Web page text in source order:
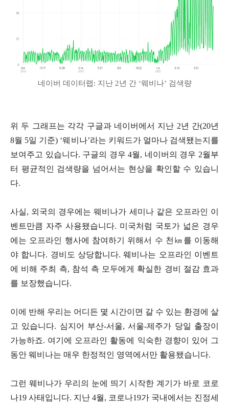
네이버 데이터랩: 지난 2년 간 ‘웨비나’ 검색량
위 두 그래프는 각각 구글과 네이버에서 지난 2년 간(20년
8월 5일 기준) ‘웨비나’라는 키워드가 얼마나 검색됐는지를
보여주고 있습니다. 구글의 경우 4월, 네이버의 경우 2월부
터 평균적인 검색량을 넘어서는 현상을 확인할 수 있습니
다.
사실, 외국의 경우에는 웨비나가 세미나 같은 오프라인 이
벤트만큼 자주 사용됐습니다. 미국처럼 국토가 넓은 경우
에는 오프라인 행사에 참여하기 위해서 수 천㎞를 이동해
야 합니다. 경비도 상당합니다. 웨비나는 오프라인 이벤트
에 비해 주최 측, 참석 측 모두에게 확실한 경비 절감 효과
를 보장했습니다.
이에 반해 우리는 어디든 몇 시간이면 갈 수 있는 환경에 살
고 있습니다. 심지어 부산-서울, 서울-제주가 당일 출장이
가능하죠. 여기에 오프라인 활동에 익숙한 경향이 있어 그
동안 웨비나는 매우 한정적인 영역에서만 활용됐습니다.
그런 웨비나가 우리의 눈에 띄기 시작한 계기가 바로 코로
나19 사태입니다. 지난 4월, 코로나19가 국내에서는 진정세